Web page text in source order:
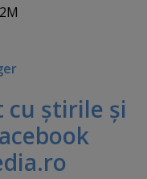
cu ştirile şi